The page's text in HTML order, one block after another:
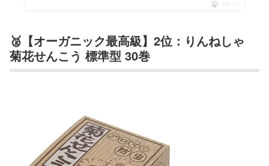
ポチップ
🥈【オーガニック最高級】2位：りんねしゃ
菊花せんこう 標準型 30巻